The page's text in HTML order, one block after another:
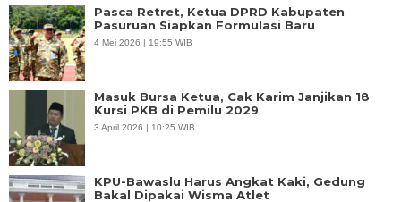
Pasca Retret, Ketua DPRD Kabupaten
Pasuruan Siapkan Formulasi Baru
4 Mei 2026 | 19:55 WIB
Masuk Bursa Ketua, Cak Karim Janjikan 18
Kursi PKB di Pemilu 2029
3 April 2026 | 10:25 WIB
KPU-Bawaslu Harus Angkat Kaki, Gedung
Bakal Dipakai Wisma Atlet